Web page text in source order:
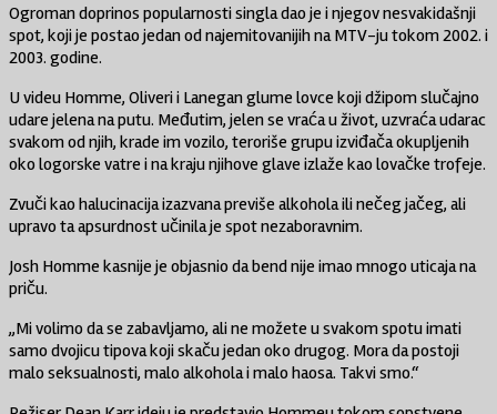
Ogroman doprinos popularnosti singla dao je i njegov nesvakidašnji
spot, koji je postao jedan od najemitovanijih na MTV-ju tokom 2002. i
2003. godine.
U videu Homme, Oliveri i Lanegan glume lovce koji džipom slučajno
udare jelena na putu. Međutim, jelen se vraća u život, uzvraća udarac
svakom od njih, krade im vozilo, teroriše grupu izviđača okupljenih
oko logorske vatre i na kraju njihove glave izlaže kao lovačke trofeje.
Zvuči kao halucinacija izazvana previše alkohola ili nečeg jačeg, ali
upravo ta apsurdnost učinila je spot nezaboravnim.
Josh Homme kasnije je objasnio da bend nije imao mnogo uticaja na
priču.
„Mi volimo da se zabavljamo, ali ne možete u svakom spotu imati
samo dvojicu tipova koji skaču jedan oko drugog. Mora da postoji
malo seksualnosti, malo alkohola i malo haosa. Takvi smo.“